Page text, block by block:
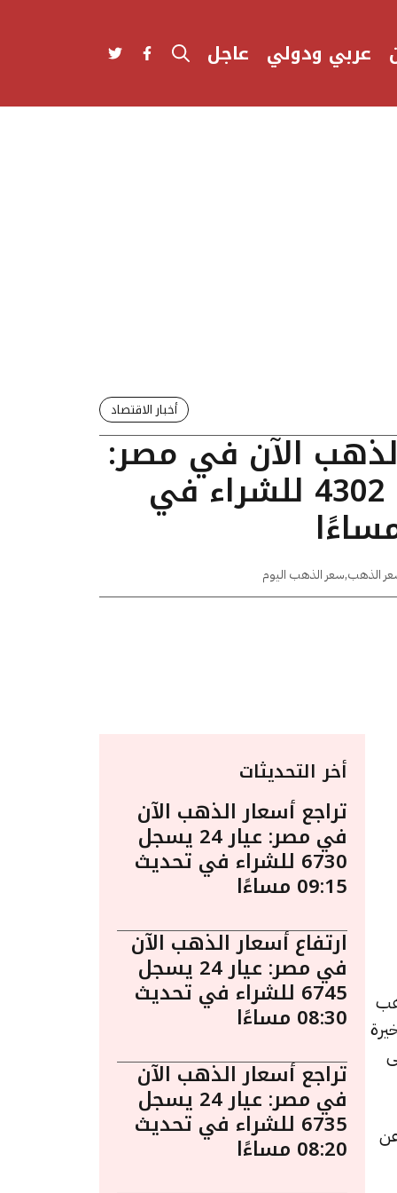
عربي ودولي عاجل
أخبار الاقتصاد
الآن في مصر:
عيار 24 يسجل 4302 للشراء في
الذهب,سعر الذهب اليوم
يُعد الذهب
5 جنيهات عن
أخر التحديثات
تراجع أسعار الذهب الآن
في مصر: عيار 24 يسجل
6730 للشراء في تحديث
09:15 مساءًا
ارتفاع أسعار الذهب الآن
في مصر: عيار 24 يسجل
6745 للشراء في تحديث
08:30 مساءًا
تراجع أسعار الذهب الآن
في مصر: عيار 24 يسجل
6735 للشراء في تحديث
08:20 مساءًا